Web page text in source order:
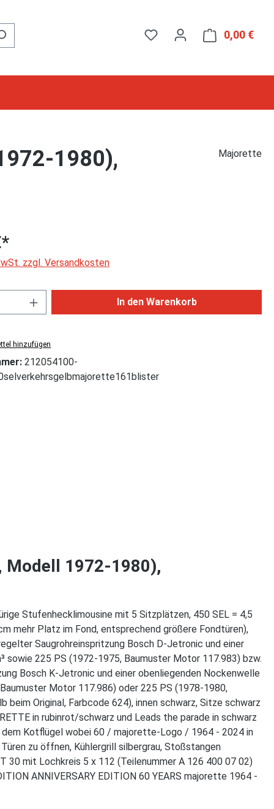
0,00 €
1980),
Majorette
zzgl. Versandkosten
Anzahl: Gib den gewünschten Wert ein
In den Warenkorb
hinzufügen
212054100-
Modell 1972-1980),
Stufenhecklimousine mit 5 Sitzplätzen, 450 SEL = 4,5
mehr Platz im Fond, entsprechend größere Fondtüren),
Saugrohreinspritzung Bosch D-Jetronic und einer
sowie 225 PS (1972-1975, Baumuster Motor 117.983) bzw.
Bosch K-Jetronic und einer obenliegenden Nockenwelle
Motor 117.986) oder 225 PS (1978-1980,
Original, Farbcode 624), innen schwarz, Sitze schwarz
in rubinrot/schwarz und Leads the parade in schwarz
dem Kotflügel wobei 60 / majorette-Logo / 1964 - 2024 in
zu öffnen, Kühlergrill silbergrau, Stoßstangen
30 mit Lochkreis 5 x 112 (Teilenummer A 126 400 07 02)
ANNIVERSARY EDITION 60 YEARS majorette 1964 -